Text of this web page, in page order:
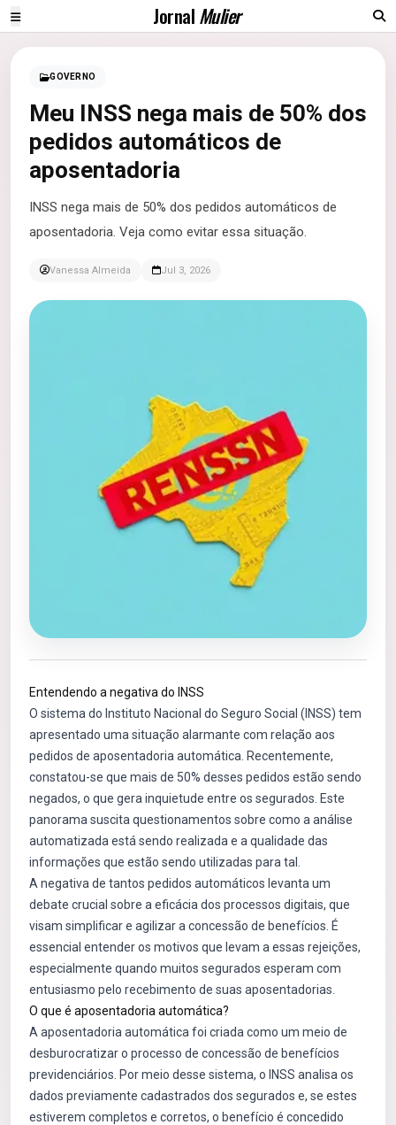
JornalMulier
GOVERNO
Meu INSS nega mais de 50% dos
pedidos automáticos de
aposentadoria
INSS nega mais de 50% dos pedidos automáticos de
aposentadoria. Veja como evitar essa situação.
Vanessa Almeida Jul 3, 2026
Entendendo a negativa do INSS
O sistema do Instituto Nacional do Seguro Social (INSS) tem
apresentado uma situação alarmante com relação aos
pedidos de aposentadoria automática. Recentemente,
constatou-se que mais de 50% desses pedidos estão sendo
negados, o que gera inquietude entre os segurados. Este
panorama suscita questionamentos sobre como a análise
automatizada está sendo realizada e a qualidade das
informações que estão sendo utilizadas para tal.
A negativa de tantos pedidos automáticos levanta um
debate crucial sobre a eficácia dos processos digitais, que
visam simplificar e agilizar a concessão de benefícios. É
essencial entender os motivos que levam a essas rejeições,
especialmente quando muitos segurados esperam com
entusiasmo pelo recebimento de suas aposentadorias.
O que é aposentadoria automática?
A aposentadoria automática foi criada como um meio de
desburocratizar o processo de concessão de benefícios
previdenciários. Por meio desse sistema, o INSS analisa os
dados previamente cadastrados dos segurados e, se estes
estiverem completos e corretos, o benefício é concedido